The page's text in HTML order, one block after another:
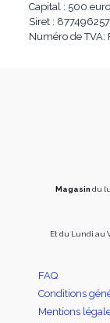
Capital : 500
Siret :
Numéro de
Magasin du
Et du Lundi au
FAQ
Conditions
Mentions